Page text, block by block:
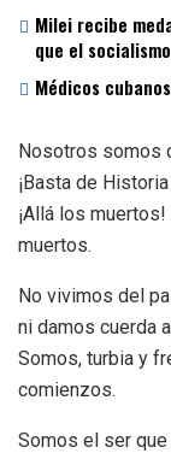
Milei recibe
que el
Médicos
Nosotros somos
¡Basta de
¡Allá los
muertos.
No vivimos del
ni damos cuerda
Somos, turbia y
comienzos.
Somos el ser